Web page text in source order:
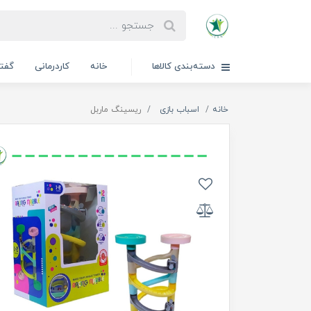
دسته‌بندی کالاها خانه کاردرمانی
خانه اسباب بازی ریسینگ ماربل